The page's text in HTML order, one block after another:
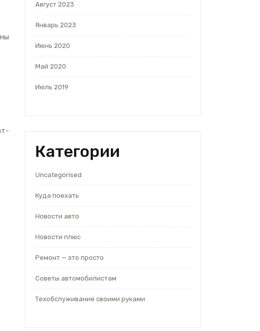
Август 2023
Январь 2023
Июнь 2020
Май 2020
Июль 2019
Категории
Uncategorised
Куда поехать
Новости авто
Новости плюс
Ремонт — это просто
Советы автомобилистам
Техобслуживание своими руками